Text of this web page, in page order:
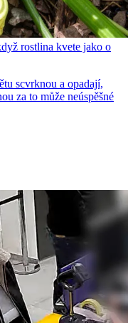
rostlina kvete jako o
scvrknou a opadají,
za to může neúspěšné